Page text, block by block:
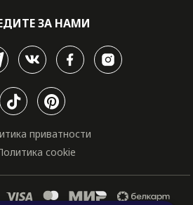
ЗА НАМИ
приватности
cookie